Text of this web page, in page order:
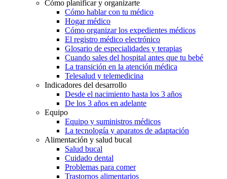
Cómo planificar y organizarte
Cómo hablar con tu médico
Hogar médico
Cómo organizar los expedientes médicos
El registro médico electrónico
Glosario de especialidades y terapias
Cuando sales del hospital antes que tu bebé
La transición en la atención médica
Telesalud y telemedicina
Indicadores del desarrollo
Desde el nacimiento hasta los 3 años
De los 3 años en adelante
Equipo
Equipo y suministros médicos
La tecnología y aparatos de adaptación
Alimentación y salud bucal
Salud bucal
Cuidado dental
Problemas para comer
Trastornos alimentarios